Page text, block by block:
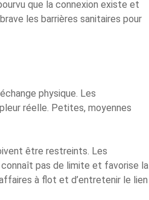
que la connexion existe et
les barrières sanitaires pour
physique. Les
réelle. Petites, moyennes
être restreints. Les
pas de limite et favorise la
à flot et d’entretenir le lien